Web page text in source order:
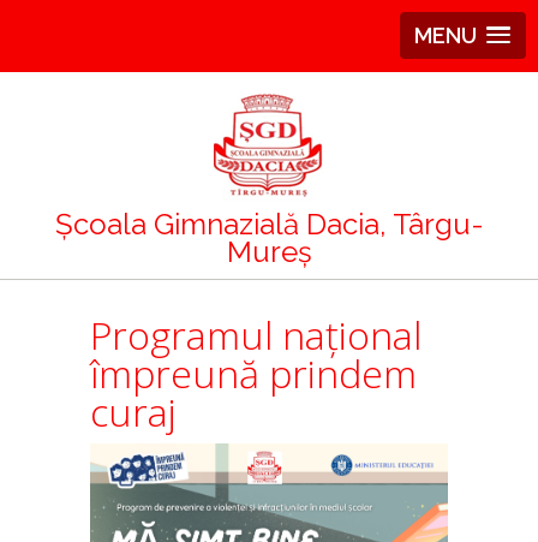
MENU
Școala Gimnazială Dacia, Târgu-
Mureș
Programul național
împreună prindem
curaj